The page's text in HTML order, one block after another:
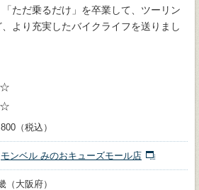
ただ乗るだけ」を卒業して、ツーリン
より充実したバイクライフを送りまし
（税込）
モンベル みのおキューズモール店
（大阪府）